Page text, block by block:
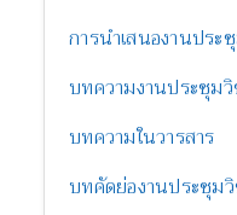
การนำเสนองานประ
บทความงานประชุม
บทความในวารสาร
บทคัดย่องานประชุม